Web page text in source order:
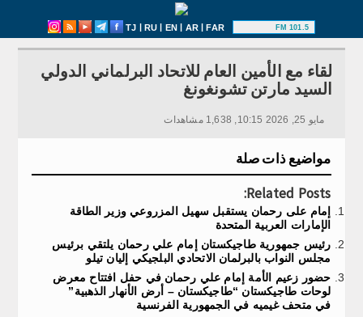
TJ | RU | EN | AR|FAR 101.5 FM
لقاء مع الأمين العام للاتحاد البرلماني الدولي
السيد مارتن تشونغونغ
مايو 25, 2026 10:15, 1,638 مشاهدات
مواضيع ذات صلة
Related Posts:
إمام على رحمان يستقبل سهيل المزروعي وزير الطاقة
الإمارات العربية المتحدة
رئيس جمهورية طاجيكستان إمام علي رحمان يلتقي برئيس
مجلس النواب بالبرلمان الاتحادي البلجيكي إليان تيلو
حضور زعيم الأمة إمام علي رحمان في حفل افتتاح معرض
لوحات طاجيكستان “طاجيكستان – أرض الأنهار الذهبية”
في متحف غيميه في الجمهورية الفرنسية